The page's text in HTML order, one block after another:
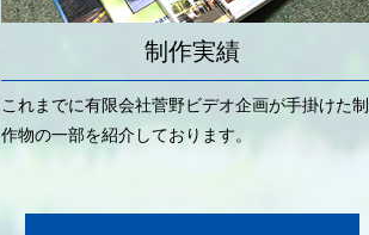
制作実績
これまでに有限会社菅野ビデオ企画が手掛けた制
作物の一部を紹介しております。